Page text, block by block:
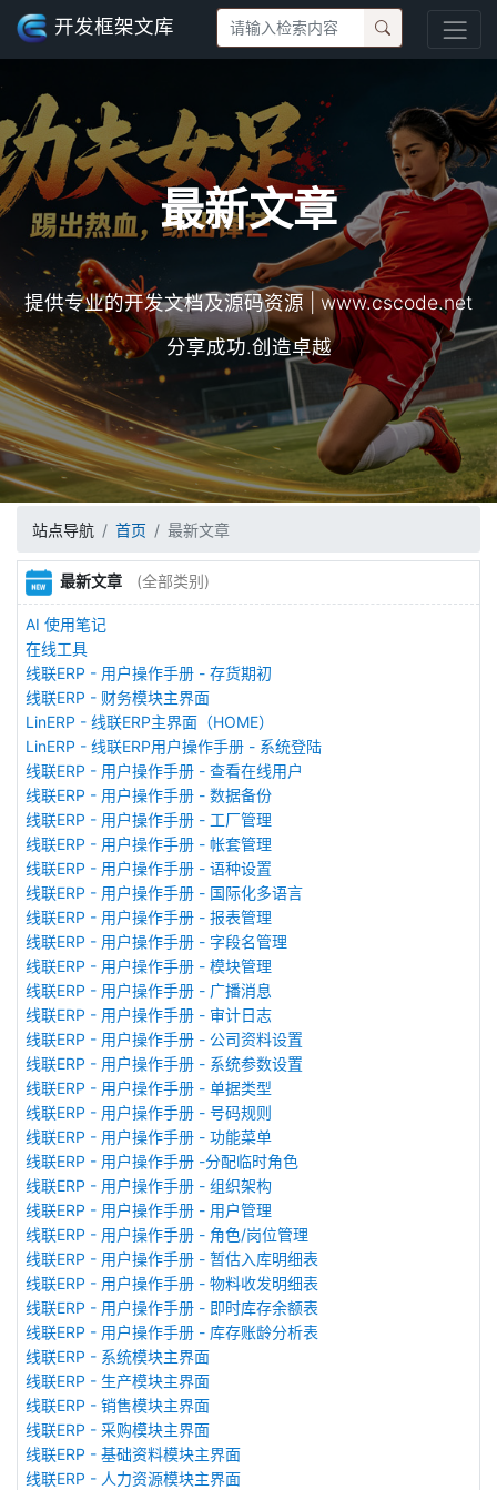
开发框架文库
最新文章
提供专业的开发文档及源码资源 | www.cscode.net
分享成功.创造卓越
站点导航 首页 最新文章
最新文章 (全部类别)
AI 使用笔记
在线工具
线联ERP - 用户操作手册 - 存货期初
线联ERP - 财务模块主界面
LinERP - 线联ERP主界面（HOME）
LinERP - 线联ERP用户操作手册 - 系统登陆
线联ERP - 用户操作手册 - 查看在线用户
线联ERP - 用户操作手册 - 数据备份
线联ERP - 用户操作手册 - 工厂管理
线联ERP - 用户操作手册 - 帐套管理
线联ERP - 用户操作手册 - 语种设置
线联ERP - 用户操作手册 - 国际化多语言
线联ERP - 用户操作手册 - 报表管理
线联ERP - 用户操作手册 - 字段名管理
线联ERP - 用户操作手册 - 模块管理
线联ERP - 用户操作手册 - 广播消息
线联ERP - 用户操作手册 - 审计日志
线联ERP - 用户操作手册 - 公司资料设置
线联ERP - 用户操作手册 - 系统参数设置
线联ERP - 用户操作手册 - 单据类型
线联ERP - 用户操作手册 - 号码规则
线联ERP - 用户操作手册 - 功能菜单
线联ERP - 用户操作手册 -分配临时角色
线联ERP - 用户操作手册 - 组织架构
线联ERP - 用户操作手册 - 用户管理
线联ERP - 用户操作手册 - 角色/岗位管理
线联ERP - 用户操作手册 - 暂估入库明细表
线联ERP - 用户操作手册 - 物料收发明细表
线联ERP - 用户操作手册 - 即时库存余额表
线联ERP - 用户操作手册 - 库存账龄分析表
线联ERP - 系统模块主界面
线联ERP - 生产模块主界面
线联ERP - 销售模块主界面
线联ERP - 采购模块主界面
线联ERP - 基础资料模块主界面
线联ERP - 人力资源模块主界面